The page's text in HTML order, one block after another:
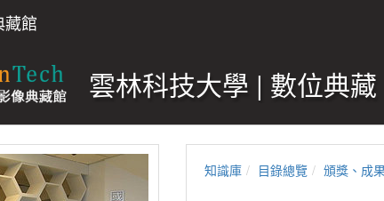
藏館
雲林科技大學 | 數位典藏
知識庫 目錄總覽 頒獎、成